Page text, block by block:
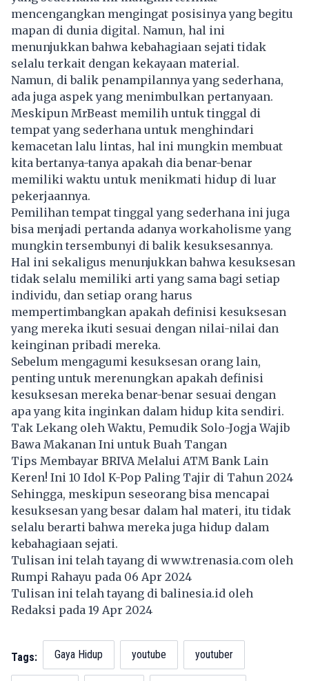
mencengangkan mengingat posisinya yang begitu
mapan di dunia digital. Namun, hal ini
menunjukkan bahwa kebahagiaan sejati tidak
selalu terkait dengan kekayaan material.
Namun, di balik penampilannya yang sederhana,
ada juga aspek yang menimbulkan pertanyaan.
Meskipun MrBeast memilih untuk tinggal di
tempat yang sederhana untuk menghindari
kemacetan lalu lintas, hal ini mungkin membuat
kita bertanya-tanya apakah dia benar-benar
memiliki waktu untuk menikmati hidup di luar
pekerjaannya.
Pemilihan tempat tinggal yang sederhana ini juga
bisa menjadi pertanda adanya workaholisme yang
mungkin tersembunyi di balik kesuksesannya.
Hal ini sekaligus menunjukkan bahwa kesuksesan
tidak selalu memiliki arti yang sama bagi setiap
individu, dan setiap orang harus
mempertimbangkan apakah definisi kesuksesan
yang mereka ikuti sesuai dengan nilai-nilai dan
keinginan pribadi mereka.
Sebelum mengagumi kesuksesan orang lain,
penting untuk merenungkan apakah definisi
kesuksesan mereka benar-benar sesuai dengan
apa yang kita inginkan dalam hidup kita sendiri.
Tak Lekang oleh Waktu, Pemudik Solo-Jogja Wajib
Bawa Makanan Ini untuk Buah Tangan
Tips Membayar BRIVA Melalui ATM Bank Lain
Keren! Ini 10 Idol K-Pop Paling Tajir di Tahun 2024
Sehingga, meskipun seseorang bisa mencapai
kesuksesan yang besar dalam hal materi, itu tidak
selalu berarti bahwa mereka juga hidup dalam
kebahagiaan sejati.
Tulisan ini telah tayang di www.trenasia.com oleh
Rumpi Rahayu pada 06 Apr 2024
Tulisan ini telah tayang dibalinesia.id oleh
Redaksi pada 19 Apr 2024
Tags: Gaya Hidup youtube youtuber